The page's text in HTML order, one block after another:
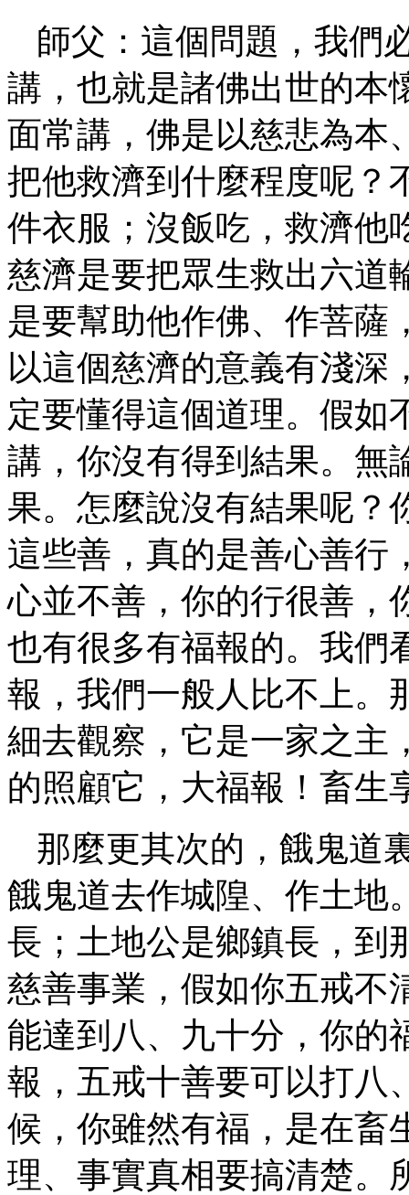
師父：這個問題，我們
講，也就是諸佛出世的本
面常講，佛是以慈悲為本
把他救濟到什麼程度呢？
件衣服；沒飯吃，救濟他
慈濟是要把眾生救出六道
是要幫助他作佛、作菩薩
以這個慈濟的意義有淺深
定要懂得這個道理。假如
講，你沒有得到結果。無
果。怎麼說沒有結果呢？
這些善，真的是善心善行
心並不善，你的行很善，
也有很多有福報的。我們
報，我們一般人比不上。
細去觀察，它是一家之主
的照顧它，大福報！畜生
那麼更其次的，餓鬼道
餓鬼道去作城隍、作土地
長；土地公是鄉鎮長，到
慈善事業，假如你五戒不
能達到八、九十分，你的
報，五戒十善要可以打八
候，你雖然有福，是在畜
理、事實真相要搞清楚。